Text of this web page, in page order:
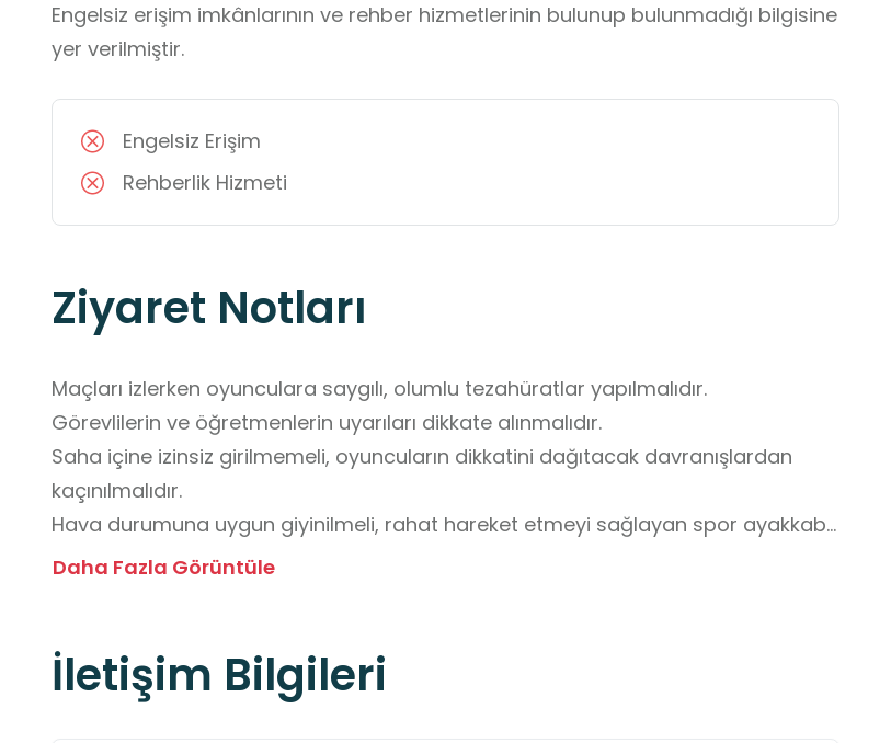
Engelsiz erişim imkânlarının ve rehber hizmetlerinin bulunup bulunmadığı bilgisine
yer verilmiştir.
Engelsiz Erişim
Rehberlik Hizmeti
Ziyaret Notları
Maçları izlerken oyunculara saygılı, olumlu tezahüratlar yapılmalıdır.
Görevlilerin ve öğretmenlerin uyarıları dikkate alınmalıdır.
Saha içine izinsiz girilmemeli, oyuncuların dikkatini dağıtacak davranışlardan
kaçınılmalıdır.
Hava durumuna uygun giyinilmeli, rahat hareket etmeyi sağlayan spor ayakkabı
ve kıyafetler tercih edilmelidir.
Daha Fazla Görüntüle
İletişim Bilgileri